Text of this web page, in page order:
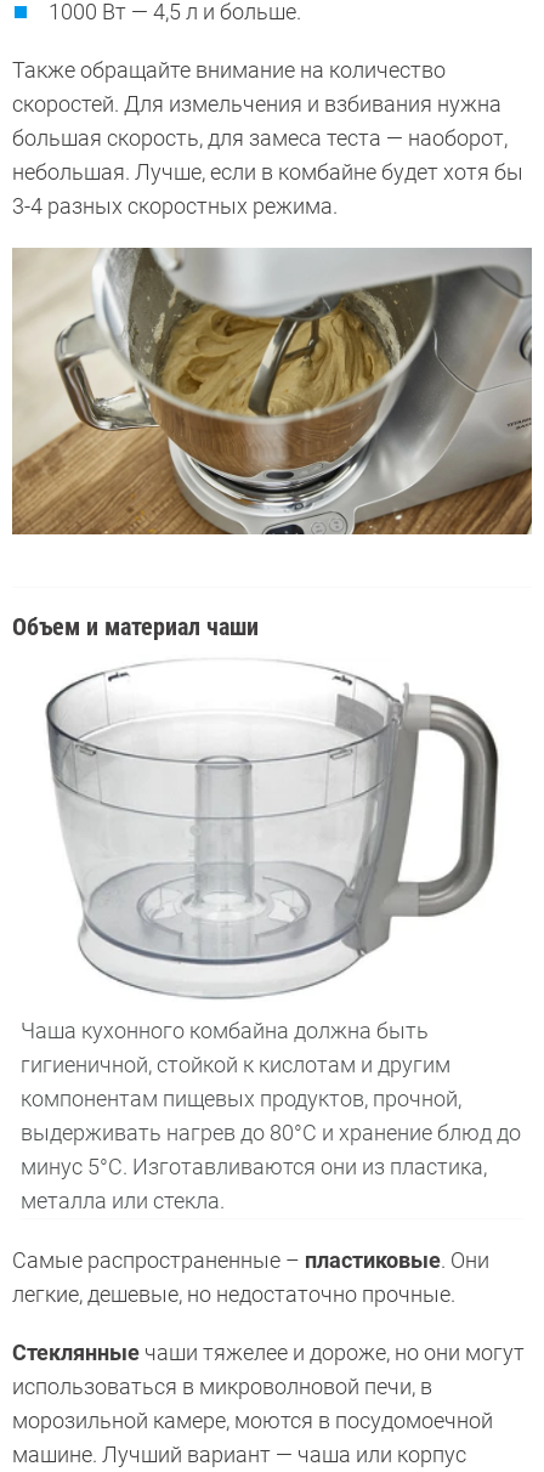
1000 Вт — 4,5 л и больше.
Также обращайте внимание на количество
скоростей. Для измельчения и взбивания нужна
большая скорость, для замеса теста — наоборот,
небольшая. Лучше, если в комбайне будет хотя бы
3-4 разных скоростных режима.
Объем и материал чаши
Чаша кухонного комбайна должна быть
гигиеничной, стойкой к кислотам и другим
компонентам пищевых продуктов, прочной,
выдерживать нагрев до 80°С и хранение блюд до
минус 5°С. Изготавливаются они из пластика,
металла или стекла.
Самые распространенные – пластиковые. Они
легкие, дешевые, но недостаточно прочные.
Стеклянные чаши тяжелее и дороже, но они могут
использоваться в микроволновой печи, в
морозильной камере, моются в посудомоечной
машине. Лучший вариант — чаша или корпус